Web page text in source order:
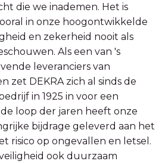
die we inademen. Het is
in onze hoogontwikkelde
en zekerheid nooit als
Als een van 's
leveranciers van
zet DEKRA zich al sinds de
in 1925 in voor een
loop der jaren heeft onze
bijdrage geleverd aan het
risico op ongevallen en letsel.
ook duurzaam